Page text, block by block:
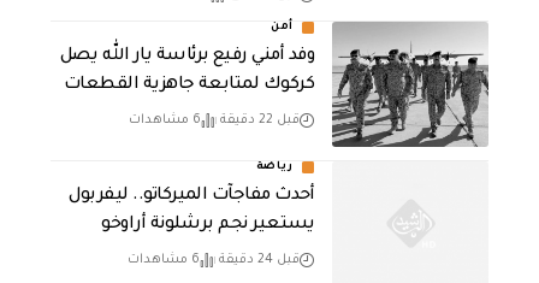
أمن
وفد أمني رفيع برئاسة يار الله يصل
كركوك لمتابعة جاهزية القطعات
قبل 22 دقيقة 6 مشاهدات
رياضة
أحدث مفاجآت الميركاتو.. ليفربول
يستعير نجم برشلونة أراوخو
قبل 24 دقيقة 6 مشاهدات